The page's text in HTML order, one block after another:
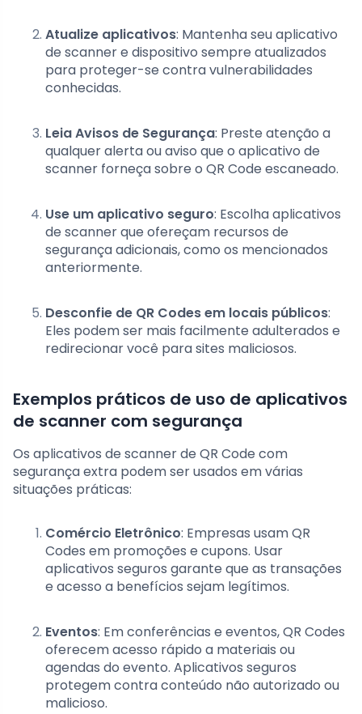
Atualize aplicativos: Mantenha seu aplicativo
de scanner e dispositivo sempre atualizados
para proteger-se contra vulnerabilidades
conhecidas.
Leia Avisos de Segurança: Preste atenção a
qualquer alerta ou aviso que o aplicativo de
scanner forneça sobre o QR Code escaneado.
Use um aplicativo seguro: Escolha aplicativos
de scanner que ofereçam recursos de
segurança adicionais, como os mencionados
anteriormente.
Desconfie de QR Codes em locais públicos:
Eles podem ser mais facilmente adulterados e
redirecionar você para sites maliciosos.
Exemplos práticos de uso de aplicativos
de scanner com segurança
Os aplicativos de scanner de QR Code com
segurança extra podem ser usados em várias
situações práticas:
Comércio Eletrônico: Empresas usam QR
Codes em promoções e cupons. Usar
aplicativos seguros garante que as transações
e acesso a benefícios sejam legítimos.
Eventos: Em conferências e eventos, QR Codes
oferecem acesso rápido a materiais ou
agendas do evento. Aplicativos seguros
protegem contra conteúdo não autorizado ou
malicioso.